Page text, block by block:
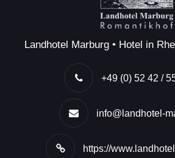
Landhotel Marburg • Hotel in
+49 (0) 52 42 /
info@landhotel-
https://